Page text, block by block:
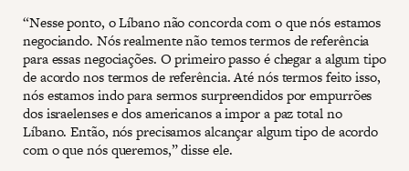
“Nesse ponto, o Líbano não concorda com o que nós estamos
negociando. Nós realmente não temos termos de referência
para essas negociações. O primeiro passo é chegar a algum tipo
de acordo nos termos de referência. Até nós termos feito isso,
nós estamos indo para sermos surpreendidos por empurrões
dos israelenses e dos americanos a impor a paz total no
Líbano. Então, nós precisamos alcançar algum tipo de acordo
com o que nós queremos,” disse ele.